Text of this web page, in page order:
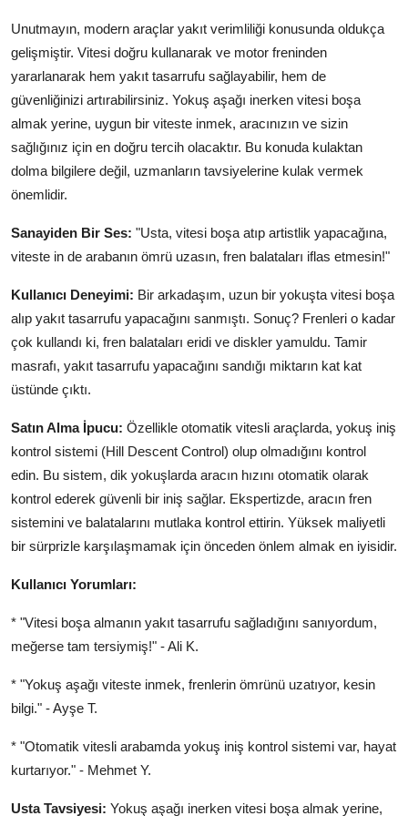
Unutmayın, modern araçlar yakıt verimliliği konusunda oldukça
gelişmiştir. Vitesi doğru kullanarak ve motor freninden
yararlanarak hem yakıt tasarrufu sağlayabilir, hem de
güvenliğinizi artırabilirsiniz. Yokuş aşağı inerken vitesi boşa
almak yerine, uygun bir viteste inmek, aracınızın ve sizin
sağlığınız için en doğru tercih olacaktır. Bu konuda kulaktan
dolma bilgilere değil, uzmanların tavsiyelerine kulak vermek
önemlidir.
Sanayiden Bir Ses: "Usta, vitesi boşa atıp artistlik yapacağına,
viteste in de arabanın ömrü uzasın, fren balataları iflas etmesin!"
Kullanıcı Deneyimi: Bir arkadaşım, uzun bir yokuşta vitesi boşa
alıp yakıt tasarrufu yapacağını sanmıştı. Sonuç? Frenleri o kadar
çok kullandı ki, fren balataları eridi ve diskler yamuldu. Tamir
masrafı, yakıt tasarrufu yapacağını sandığı miktarın kat kat
üstünde çıktı.
Satın Alma İpucu: Özellikle otomatik vitesli araçlarda, yokuş iniş
kontrol sistemi (Hill Descent Control) olup olmadığını kontrol
edin. Bu sistem, dik yokuşlarda aracın hızını otomatik olarak
kontrol ederek güvenli bir iniş sağlar. Ekspertizde, aracın fren
sistemini ve balatalarını mutlaka kontrol ettirin. Yüksek maliyetli
bir sürprizle karşılaşmamak için önceden önlem almak en iyisidir.
Kullanıcı Yorumları:
* "Vitesi boşa almanın yakıt tasarrufu sağladığını sanıyordum,
meğerse tam tersiymiş!" - Ali K.
* "Yokuş aşağı viteste inmek, frenlerin ömrünü uzatıyor, kesin
bilgi." - Ayşe T.
* "Otomatik vitesli arabamda yokuş iniş kontrol sistemi var, hayat
kurtarıyor." - Mehmet Y.
Usta Tavsiyesi: Yokuş aşağı inerken vitesi boşa almak yerine,